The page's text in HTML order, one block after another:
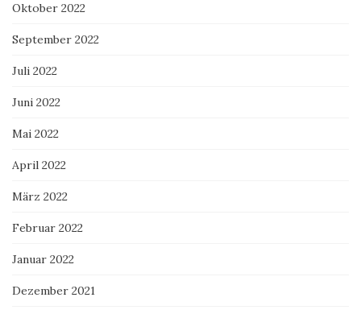
Oktober 2022
September 2022
Juli 2022
Juni 2022
Mai 2022
April 2022
März 2022
Februar 2022
Januar 2022
Dezember 2021